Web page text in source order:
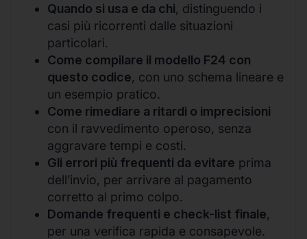
Quando si usa e da chi, distinguendo i
casi più ricorrenti dalle situazioni
particolari.
Come compilare il modello F24 con
questo codice, con uno schema lineare e
un esempio pratico.
Come rimediare a ritardi o imprecisioni
con il ravvedimento operoso, senza
aggravare tempi e costi.
Gli errori più frequenti da evitare prima
dell’invio, per arrivare al pagamento
corretto al primo colpo.
Domande frequenti e check-list finale,
per una verifica rapida e consapevole.